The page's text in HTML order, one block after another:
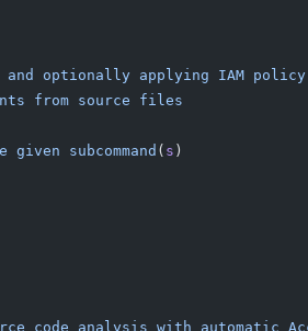
and optionally applying IAM policy
from source files
given subcommand ( s )
code analysis with automatic